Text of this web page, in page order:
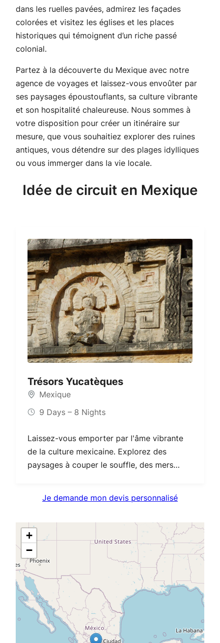
dans les ruelles pavées, admirez les façades
colorées et visitez les églises et les places
historiques qui témoignent d’un riche passé
colonial.
Partez à la découverte du Mexique avec notre
agence de voyages et laissez-vous envoûter par
ses paysages époustouflants, sa culture vibrante
et son hospitalité chaleureuse. Nous sommes à
votre disposition pour créer un itinéraire sur
mesure, que vous souhaitiez explorer des ruines
antiques, vous détendre sur des plages idylliques
ou vous immerger dans la vie locale.
Idée de circuit en Mexique
Trésors Yucatèques
Mexique
9 Days – 8 Nights
Laissez-vous emporter par l'âme vibrante
de la culture mexicaine. Explorez des
paysages à couper le souffle, des mers
Je demande mon devis personnalisé
+
−